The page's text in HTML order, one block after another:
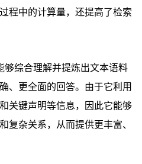
程中的计算量，还提高了检索
够综合理解并提炼出文本语料
、更全面的回答。由于它利用
关键声明等信息，因此它能够
复杂关系，从而提供更丰富、